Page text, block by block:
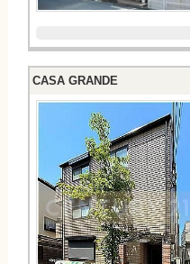
CASA GRANDE